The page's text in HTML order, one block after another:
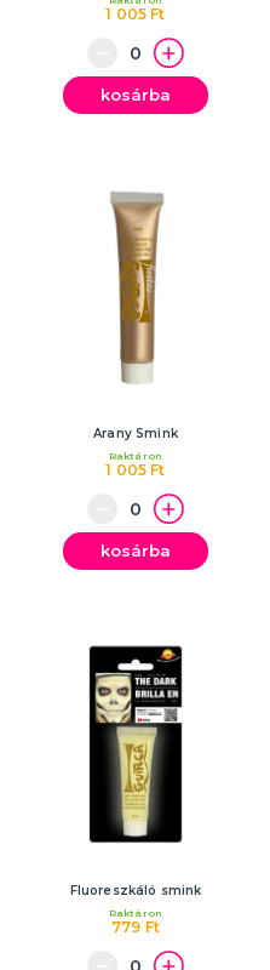
1 005 Ft
kosárba
Arany Smink
1 005 Ft
Raktáron
kosárba
Fluoreszkáló smink
779 Ft
Raktáron